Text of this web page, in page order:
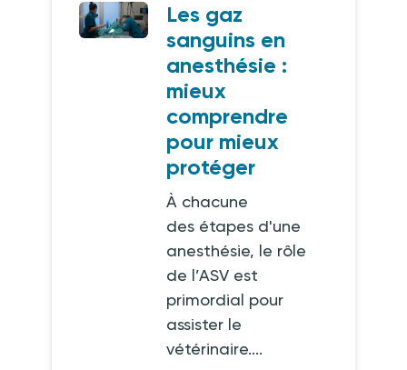
Les gaz
sanguins en
anesthésie :
mieux
comprendre
pour mieux
protéger
À chacune
des étapes d'une
anesthésie, le rôle
de l’ASV est
primordial pour
assister le
vétérinaire....